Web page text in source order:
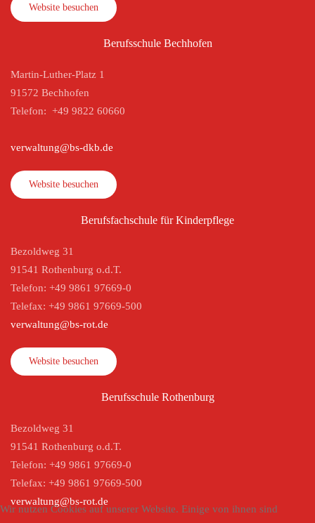
Website besuchen
Berufsschule Bechhofen
Martin-Luther-Platz 1
91572 Bechhofen
Telefon: +49 9822 60660
verwaltung@bs-dkb.de
Website besuchen
Berufsfachschule für Kinderpflege
Bezoldweg 31
91541 Rothenburg o.d.T.
Telefon: +49 9861 97669-0
Telefax: +49 9861 97669-500
verwaltung@bs-rot.de
Website besuchen
Berufsschule Rothenburg
Bezoldweg 31
91541 Rothenburg o.d.T.
Telefon: +49 9861 97669-0
Telefax: +49 9861 97669-500
verwaltung@bs-rot.de
Wir nutzen Cookies auf unserer Website. Einige von ihnen sind